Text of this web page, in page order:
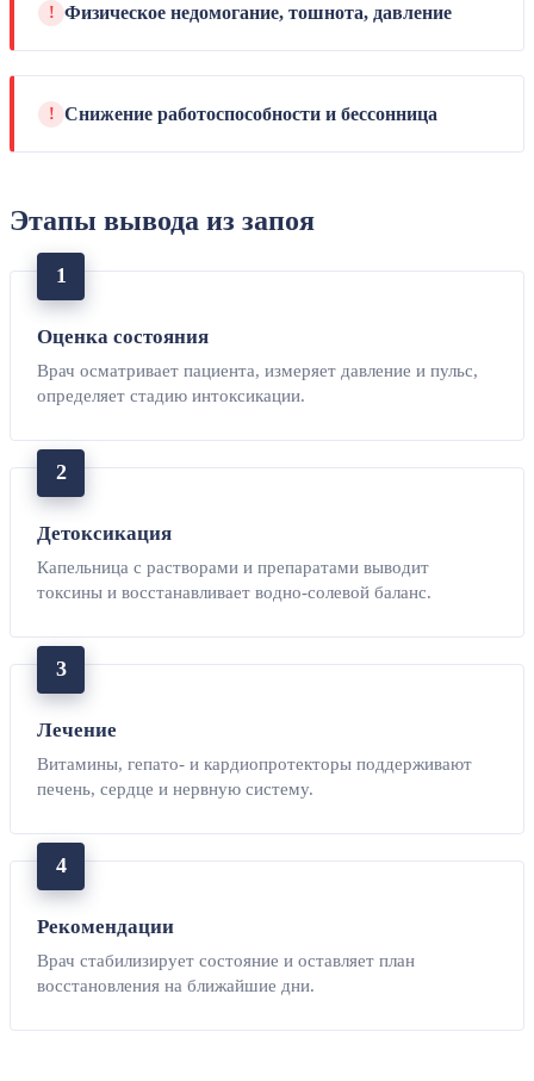
! Физическое недомогание, тошнота, давление
! Снижение работоспособности и бессонница
Этапы вывода из запоя
Оценка состояния
Врач осматривает пациента, измеряет давление и пульс,
определяет стадию интоксикации.
Детоксикация
Капельница с растворами и препаратами выводит
токсины и восстанавливает водно-солевой баланс.
Лечение
Витамины, гепато- и кардиопротекторы поддерживают
печень, сердце и нервную систему.
Рекомендации
Врач стабилизирует состояние и оставляет план
восстановления на ближайшие дни.